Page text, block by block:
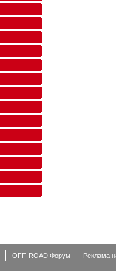
OFF-ROAD Форум Реклама